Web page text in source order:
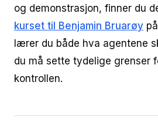
og demonstrasjon, finner du
kurset til Benjamin Bruarøy
lærer du både hva agentene
du må sette tydelige grenser
kontrollen.